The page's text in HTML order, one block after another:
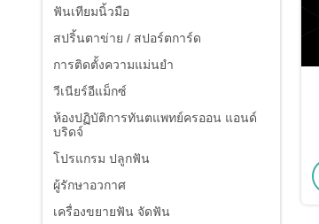
ฟันเทียมนิ้วมือ
สปริ้นตาข่าย / สปอร์ตการ์ด
การติดตั้งความแม่นยํา
วีเนียร์อีแม็กซ์
ห้องปฏิบัติการทันตแพทย์ครออน แอนด์
บริดจ์
โปรแกรม ปลูกฟัน
ผู้รักษาอวกาศ
เครื่องขยายฟัน จัดฟัน